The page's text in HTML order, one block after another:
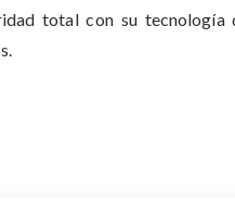
total con su